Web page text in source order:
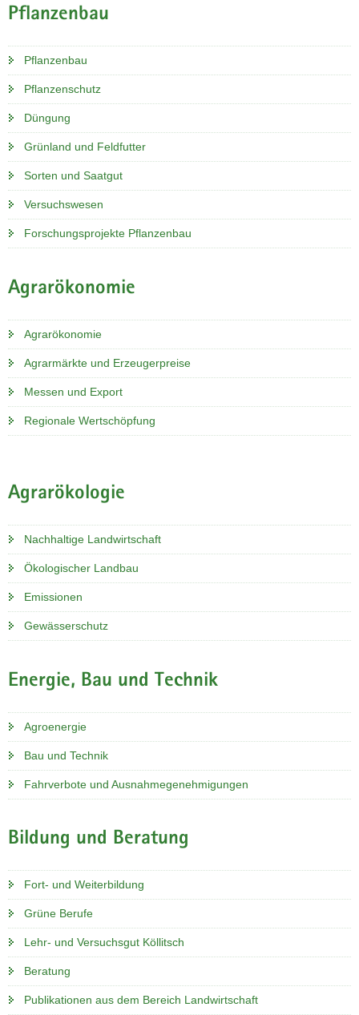
Pflanzenbau
Pflanzenbau
Pflanzenschutz
Düngung
Grünland und Feldfutter
Sorten und Saatgut
Versuchswesen
Forschungsprojekte Pflanzenbau
Agrarökonomie
Agrarökonomie
Agrarmärkte und Erzeugerpreise
Messen und Export
Regionale Wertschöpfung
Agrarökologie
Nachhaltige Landwirtschaft
Ökologischer Landbau
Emissionen
Gewässerschutz
Energie, Bau und Technik
Agroenergie
Bau und Technik
Fahrverbote und Ausnahmegenehmigungen
Bildung und Beratung
Fort- und Weiterbildung
Grüne Berufe
Lehr- und Versuchsgut Köllitsch
Beratung
Publikationen aus dem Bereich Landwirtschaft